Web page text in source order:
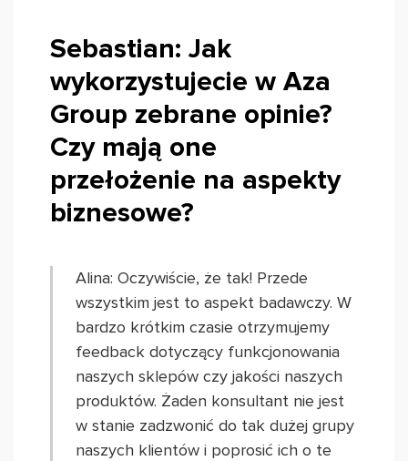
Sebastian: Jak
wykorzystujecie w Aza
Group zebrane opinie?
Czy mają one
przełożenie na aspekty
biznesowe?
Alina: Oczywiście, że tak! Przede
wszystkim jest to aspekt badawczy. W
bardzo krótkim czasie otrzymujemy
feedback dotyczący funkcjonowania
naszych sklepów czy jakości naszych
produktów. Żaden konsultant nie jest
w stanie zadzwonić do tak dużej grupy
naszych klientów i poprosić ich o te